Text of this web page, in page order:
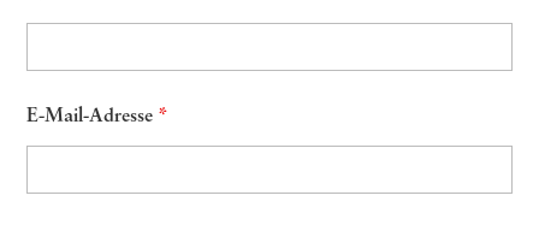
E-Mail-Adresse *